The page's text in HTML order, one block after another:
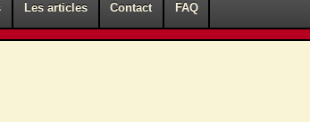
Les articles Contact FAQ